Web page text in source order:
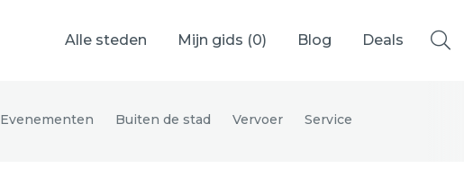
Alle steden Mijn gids (0) Blog Deals
Evenementen Buiten de stad Vervoer Service